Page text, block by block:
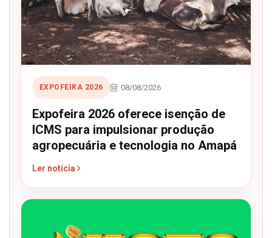
EXPOFEIRA 2026 08/08/2026
Expofeira 2026 oferece isenção de
ICMS para impulsionar produção
agropecuária e tecnologia no Amapá
Ler notícia